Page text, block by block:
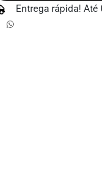
Entrega rápida!